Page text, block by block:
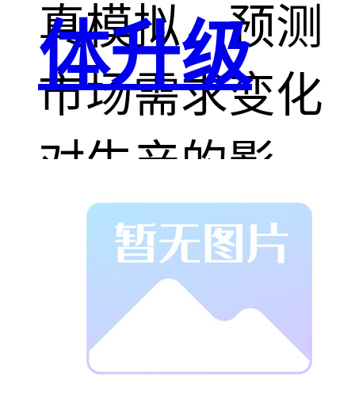
真模拟，预测
市场需求变化
对生产的影
响，提前调整
生产计划与资
源配置。当生
体升级